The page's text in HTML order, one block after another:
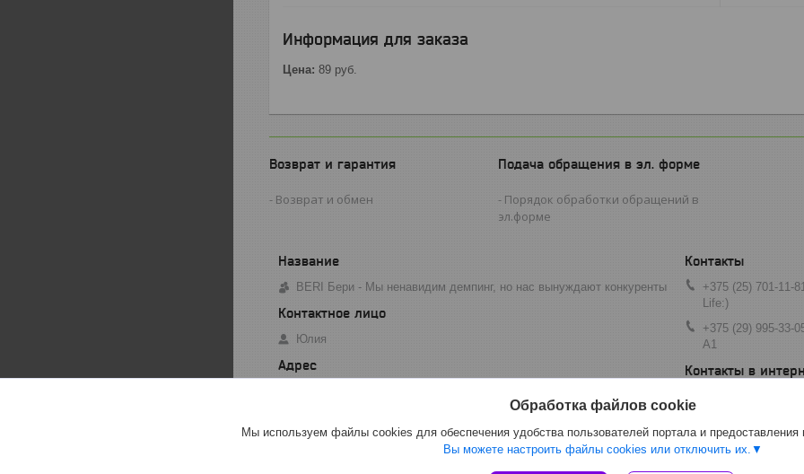
Информация для заказа
Цена: 89 руб.
Возврат и гарантия
Возврат и обмен
Подача обращения в эл. форме
Порядок обработки обращений в
эл.форме
BERI Бери - Мы ненавидим демпинг, но нас вынуждают конкуренты
Юлия
+375 (25) 701-11-81
Life:)
+375 (29) 995-33-
A1
Обработка файлов cookie
Мы используем файлы cookies для обеспечения удобства пользователей портала и предоставления
Вы можете настроить файлы cookies или отключить их.